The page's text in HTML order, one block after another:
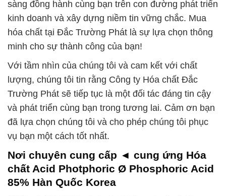
sàng đồng hành cùng bạn trên con đường phát triển
kinh doanh và xây dựng niềm tin vững chắc. Mua
hóa chất tại Đắc Trường Phát là sự lựa chọn thông
minh cho sự thành công của bạn!
Với tầm nhìn của chúng tôi và cam kết với chất
lượng, chúng tôi tin rằng Công ty Hóa chất Đắc
Trường Phát sẽ tiếp tục là một đối tác đáng tin cậy
và phát triển cùng bạn trong tương lai. Cảm ơn bạn
đã lựa chọn chúng tôi và cho phép chúng tôi phục
vụ bạn một cách tốt nhất.
Nơi chuyên cung cấp ◄ cung ứng Hóa
chất Acid Photphoric Ø Phosphoric Acid
85% Hàn Quốc Korea